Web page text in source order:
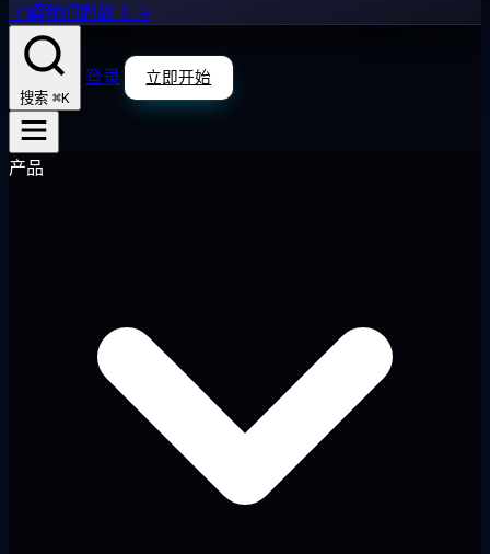
了解我们的故事 →
搜索 ⌘K
登录 立即开始
产品